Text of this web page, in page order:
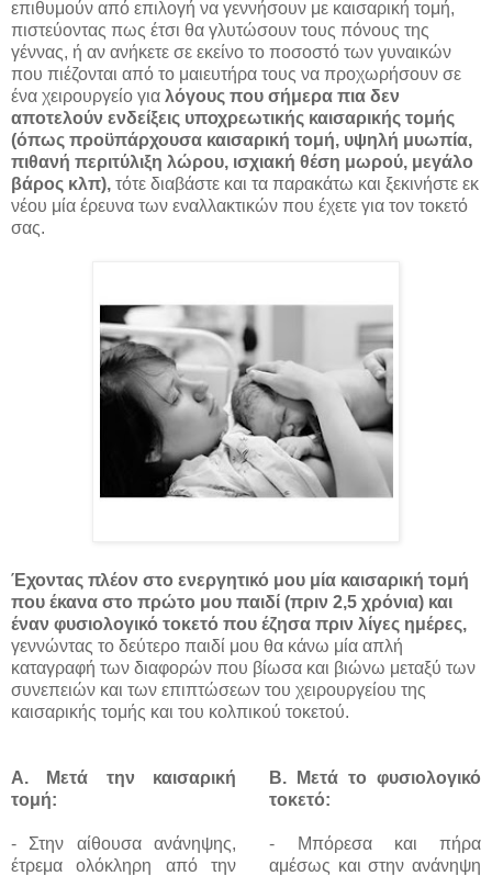
επιθυμούν από επιλογή να γεννήσουν με καισαρική τομή,
πιστεύοντας πως έτσι θα γλυτώσουν τους πόνους της
γέννας, ή αν ανήκετε σε εκείνο το ποσοστό των γυναικών
που πιέζονται από το μαιευτήρα τους να προχωρήσουν σε
ένα χειρουργείο για λόγους που σήμερα πια δεν
αποτελούν ενδείξεις υποχρεωτικής καισαρικής τομής
(όπως προϋπάρχουσα καισαρική τομή, υψηλή μυωπία,
πιθανή περιτύλιξη λώρου, ισχιακή θέση μωρού, μεγάλο
βάρος κλπ), τότε διαβάστε και τα παρακάτω και ξεκινήστε εκ
νέου μία έρευνα των εναλλακτικών που έχετε για τον τοκετό
σας.
Έχοντας πλέον στο ενεργητικό μου μία καισαρική τομή
που έκανα στο πρώτο μου παιδί (πριν 2,5 χρόνια) και
έναν φυσιολογικό τοκετό που έζησα πριν λίγες ημέρες,
γεννώντας το δεύτερο παιδί μου θα κάνω μία απλή
καταγραφή των διαφορών που βίωσα και βιώνω μεταξύ των
συνεπειών και των επιπτώσεων του χειρουργείου της
καισαρικής τομής και του κολπικού τοκετού.
Α. Μετά την καισαρική
τομή:
- Στην αίθουσα ανάνηψης,
έτρεμα ολόκληρη από την
Β. Μετά το φυσιολογικό
τοκετό:
- Μπόρεσα και πήρα
αμέσως και στην ανάνηψη